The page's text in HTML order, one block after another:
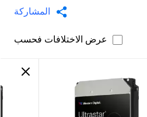
المشاركة
عرض الاختلافات فحسب